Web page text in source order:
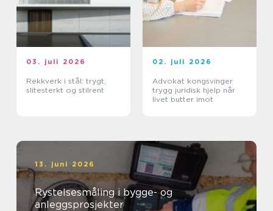
03. juli 2026
Rekkverk i stål: trygt,
slitesterkt og stilrent
02. juli 2026
Advokat kongsvinger
trygg juridisk hjelp når
livet butter imot
13. juni 2026
Rystelsesmåling i bygge- og
anleggsprosjekter